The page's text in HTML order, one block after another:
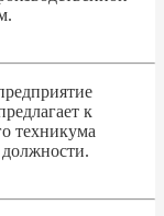
к
техникума